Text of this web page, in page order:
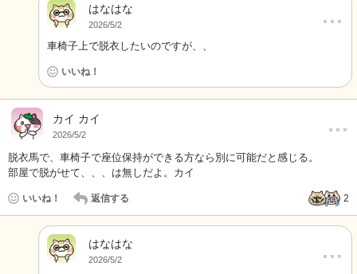
はなはな
2026/5/2 …
車椅子上で脱衣したいのですが、、
いいね！
カイ カイ
2026/5/2 …
脱衣馬で、車椅子で座位保持ができる方なら別に可能だと感じる。
部屋で脱がせて、、、は無しだよ。カイ
いいね！ 返信する 2
はなはな
2026/5/2 …